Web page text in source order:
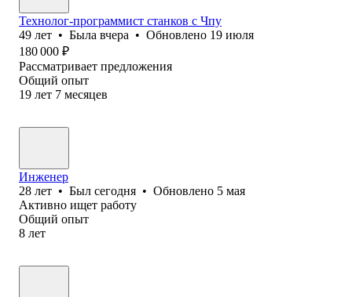
Технолог-программист станков с Чпу
49 лет • Была вчера • Обновлено 19 июля
180 000 ₽
Рассматривает предложения
Общий опыт
19 лет 7 месяцев
Инженер
28 лет • Был сегодня • Обновлено 5 мая
Активно ищет работу
Общий опыт
8 лет